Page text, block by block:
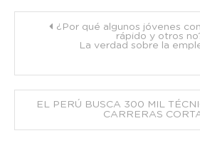
Navegación
entradas
¿Por qué algunos jóvenes
rápido y otros
La verdad sobre la
EL PERÚ BUSCA 300 MIL
CARRERAS